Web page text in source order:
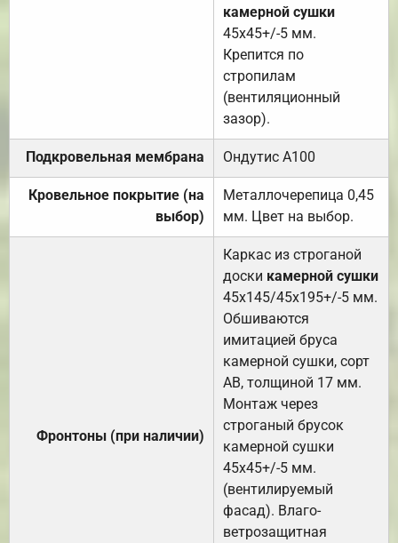
камерной сушки
45х45+/-5 мм.
Крепится по
стропилам
(вентиляционный
зазор).
Подкровельная мембрана Ондутис А100
Кровельное покрытие (на
выбор)
Металлочерепица 0,45
мм. Цвет на выбор.
Фронтоны (при наличии)
Каркас из строганой
доски камерной сушки
45х145/45х195+/-5 мм.
Обшиваются
имитацией бруса
камерной сушки, сорт
АВ, толщиной 17 мм.
Монтаж через
строганый брусок
камерной сушки
45х45+/-5 мм.
(вентилируемый
фасад). Влаго-
ветрозащитная